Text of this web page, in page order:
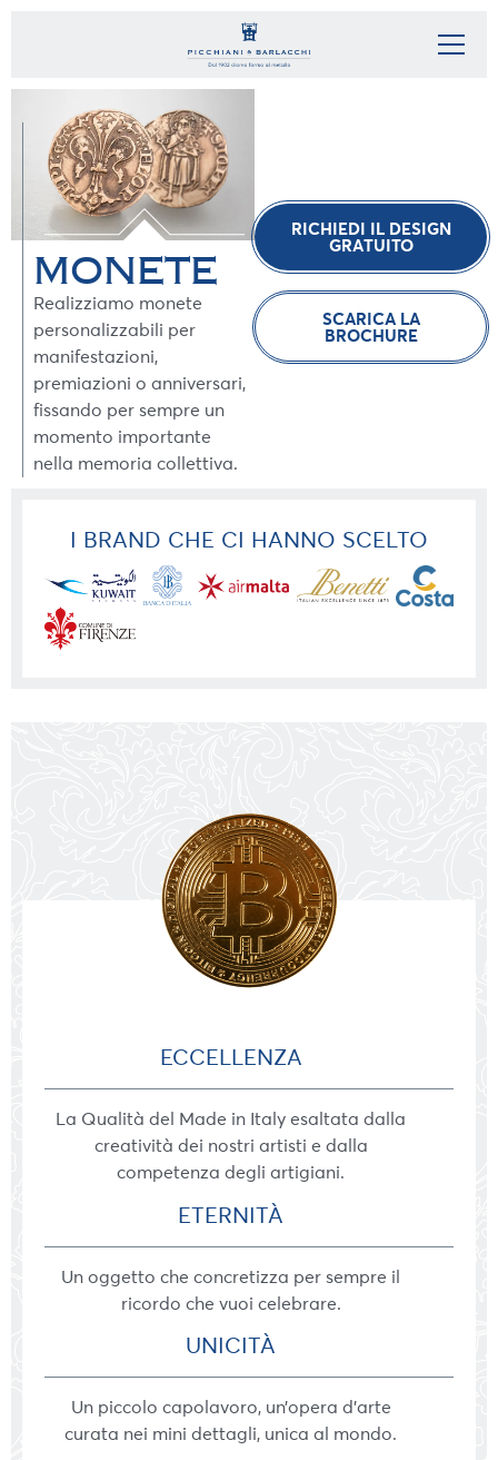
MONETE
Realizziamo monete
personalizzabili per
manifestazioni,
premiazioni o anniversari,
fissando per sempre un
momento importante
nella memoria collettiva.
RICHIEDI IL DESIGN
GRATUITO
SCARICA LA
BROCHURE
I BRAND CHE CI HANNO SCELTO
ECCELLENZA
La Qualità del Made in Italy esaltata dalla
creatività dei nostri artisti e dalla
competenza degli artigiani.
ETERNITÀ
Un oggetto che concretizza per sempre il
ricordo che vuoi celebrare.
UNICITÀ
Un piccolo capolavoro, un’opera d’arte
curata nei mini dettagli, unica al mondo.